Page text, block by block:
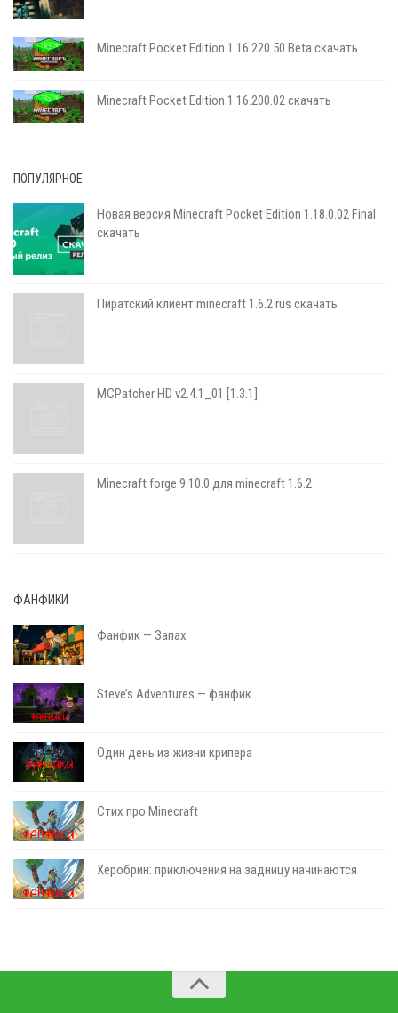
Minecraft Pocket Edition 1.16.220.50 Beta скачать
Minecraft Pocket Edition 1.16.200.02 скачать
ПОПУЛЯРНОЕ
Новая версия Minecraft Pocket Edition 1.18.0.02 Final
скачать
Пиратский клиент minecraft 1.6.2 rus скачать
MCPatcher HD v2.4.1_01 [1.3.1]
Minecraft forge 9.10.0 для minecraft 1.6.2
ФАНФИКИ
Фанфик — Запах
Steve’s Adventures — фанфик
Один день из жизни крипера
Стих про Minecraft
Херобрин: приключения на задницу начинаются